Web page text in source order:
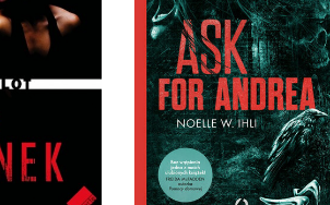
ZŁ
ASK FOR ANDREA
NOELLE WEST IHLI
OPRAWA MIĘKKA
49,99 ZŁ